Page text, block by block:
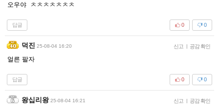
오우야 ㅊㅊㅊㅊㅊㅊㅊ
답글 0
0
덕진 25-08-04 16:20 신고 | 공감 확인
얼른 팔자
답글 0
0
왕십리왕 25-08-04 16:21 신고 | 공감 확인